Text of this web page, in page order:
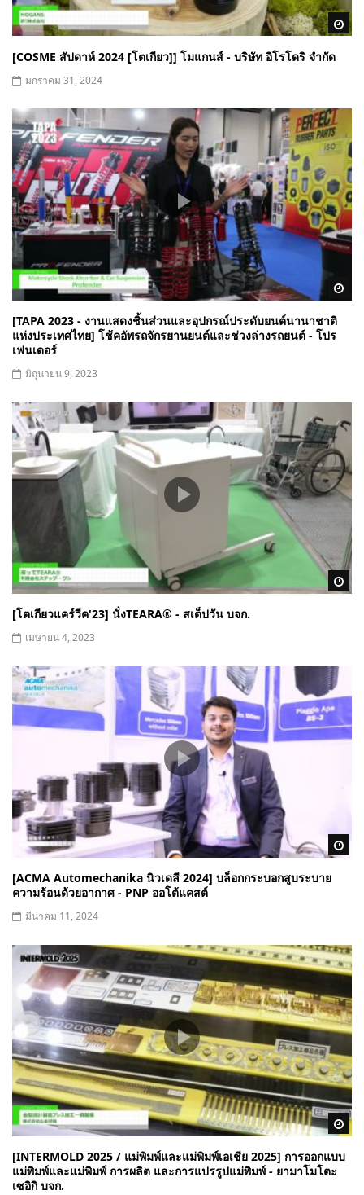
[COSME สัปดาห์ 2024 [โตเกียว]] โมแกนส์ - บริษัท อิโรโดริ จำกัด
มกราคม 31, 2024
[TAPA 2023 - งานแสดงชิ้นส่วนและอุปกรณ์ประดับยนต์นานาชาติ
แห่งประเทศไทย] โช้คอัพรถจักรยานยนต์และช่วงล่างรถยนต์ - โปร
เฟนเดอร์
มิถุนายน 9, 2023
[โตเกียวแคร์วีค'23] นั่งTEARA®︎ - สเต็ปวัน บจก.
เมษายน 4, 2023
[ACMA Automechanika นิวเดลี 2024] บล็อกกระบอกสูบระบาย
ความร้อนด้วยอากาศ - PNP ออโต้แคสต์
มีนาคม 11, 2024
[INTERMOLD 2025 / แม่พิมพ์และแม่พิมพ์เอเชีย 2025] การออกแบบ
แม่พิมพ์และแม่พิมพ์ การผลิต และการแปรรูปแม่พิมพ์ - ยามาโมโตะ
เซอิกิ บจก.